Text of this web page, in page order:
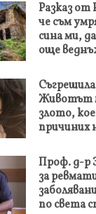
Разказ
че съм
сина ми,
още
Животът
злото,
причиних
Проф. д-р
за
по света